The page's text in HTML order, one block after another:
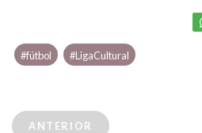
#fútbol #LigaCultural
ANTERIOR